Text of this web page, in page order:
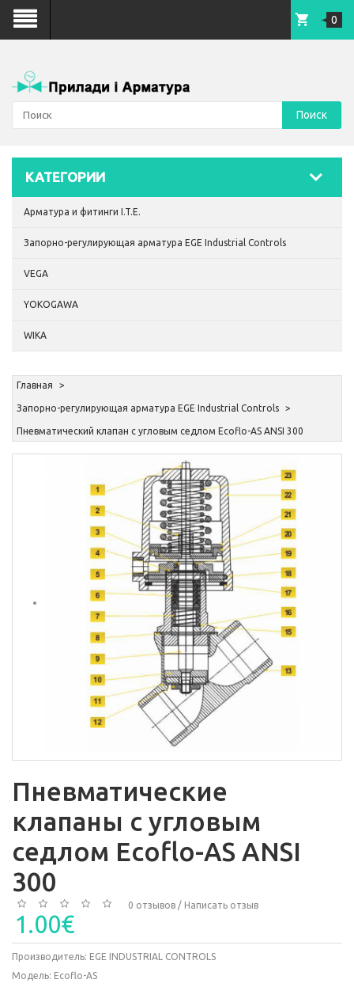
Поиск
0
КАТЕГОРИИ
Арматура и фитинги I.T.E.
Запорно-регулирующая арматура EGE Industrial Controls
VEGA
YOKOGAWA
WIKA
Главная
Запорно-регулирующая арматура EGE Industrial Controls
Пневматический клапан с угловым седлом Ecoflo-AS ANSI 300
Пневматические
клапаны с угловым
седлом Ecoflo-AS ANSI
300
0 отзывов / Написать отзыв
1.00€
Производитель: EGE INDUSTRIAL CONTROLS
Модель: Ecoflo-AS